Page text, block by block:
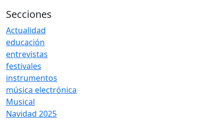
Secciones
Actualidad
educación
entrevistas
festivales
instrumentos
música electrónica
Musical
Navidad 2025